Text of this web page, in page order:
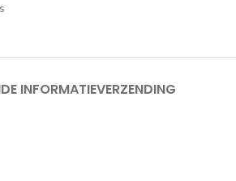
INFORMATIEVERZENDING